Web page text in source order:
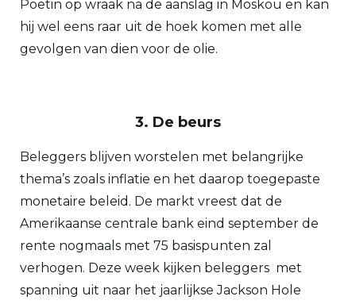
Poetin op wraak na de aanslag in Moskou en kan
hij wel eens raar uit de hoek komen met alle
gevolgen van dien voor de olie.
3. De beurs
Beleggers blijven worstelen met belangrijke
thema’s zoals inflatie en het daarop toegepaste
monetaire beleid. De markt vreest dat de
Amerikaanse centrale bank eind september de
rente nogmaals met 75 basispunten zal
verhogen. Deze week kijken beleggers met
spanning uit naar het jaarlijkse Jackson Hole